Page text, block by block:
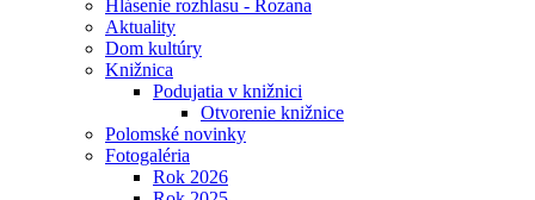
Hlásenie rozhlasu - Rozana
Aktuality
Dom kultúry
Knižnica
Podujatia v knižnici
Otvorenie knižnice
Polomské novinky
Fotogaléria
Rok 2026